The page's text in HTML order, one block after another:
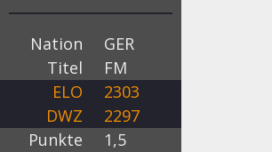
Nation
GER
Titel
FM
ELO
2303
DWZ
2297
Punkte
1,5